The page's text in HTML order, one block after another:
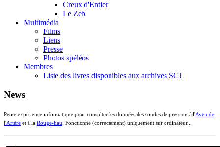
Creux d'Entier
Le Zeb
Multimédia
Films
Liens
Presse
Photos spéléos
Membres
Liste des livres disponibles aux archives SCJ
News
Petite expérience informatique pour consulter les données des sondes de pression à l'Aven de
l'Artère et à la Rouge-Eau. Fonctionne (correctement) uniquement sur ordinateur...